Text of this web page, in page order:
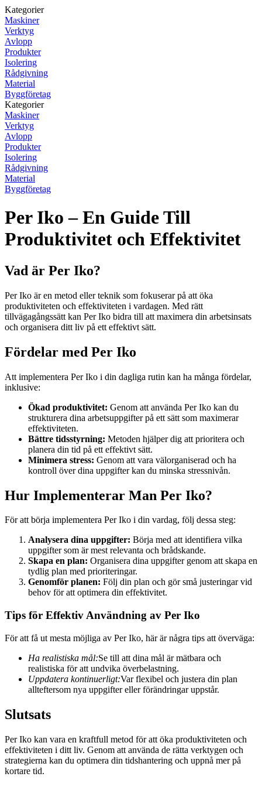
Kategorier
Maskiner
Verktyg
Avlopp
Produkter
Isolering
Rådgivning
Material
Byggföretag
Kategorier
Maskiner
Verktyg
Avlopp
Produkter
Isolering
Rådgivning
Material
Byggföretag
Per Iko – En Guide Till
Produktivitet och Effektivitet
Vad är Per Iko?
Per Iko är en metod eller teknik som fokuserar på att öka
produktiviteten och effektiviteten i vardagen. Med rätt
tillvägagångssätt kan Per Iko bidra till att maximera din arbetsinsats
och organisera ditt liv på ett effektivt sätt.
Fördelar med Per Iko
Att implementera Per Iko i din dagliga rutin kan ha många fördelar,
inklusive:
Ökad produktivitet: Genom att använda Per Iko kan du
strukturera dina arbetsuppgifter på ett sätt som maximerar
effektiviteten.
Bättre tidsstyrning: Metoden hjälper dig att prioritera och
planera din tid på ett effektivt sätt.
Minimera stress: Genom att vara välorganiserad och ha
kontroll över dina uppgifter kan du minska stressnivån.
Hur Implementerar Man Per Iko?
För att börja implementera Per Iko i din vardag, följ dessa steg:
Analysera dina uppgifter: Börja med att identifiera vilka
uppgifter som är mest relevanta och brådskande.
Skapa en plan: Organisera dina uppgifter genom att skapa en
tydlig plan med prioriteringar.
Genomför planen: Följ din plan och gör små justeringar vid
behov för att optimera din effektivitet.
Tips för Effektiv Användning av Per Iko
För att få ut mesta möjliga av Per Iko, här är några tips att överväga:
Ha realistiska mål:Se till att dina mål är mätbara och
realistiska för att undvika överbelastning.
Uppdatera kontinuerligt:Var flexibel och justera din plan
allteftersom nya uppgifter eller förändringar uppstår.
Slutsats
Per Iko kan vara en kraftfull metod för att öka produktiviteten och
effektiviteten i ditt liv. Genom att använda de rätta verktygen och
strategierna kan du optimera din tidshantering och uppnå mer på
kortare tid.